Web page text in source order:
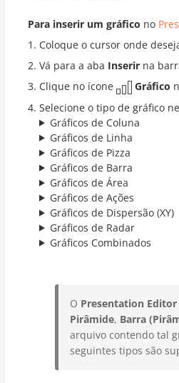
Para inserir um gráfico no
Coloque o cursor onde
Vá para a aba Inserir na
Clique no ícone
Gráfico
Selecione o tipo de gráfico
Gráficos de Coluna
Gráficos de Linha
Gráficos de Pizza
Gráficos de Barra
Gráficos de Área
Gráficos de Ações
Gráficos de Dispersão (XY)
Gráficos de Radar
Gráficos Combinados
O Presentation Editor
Pirâmide, Barra
arquivo contendo tal
seguintes tipos são